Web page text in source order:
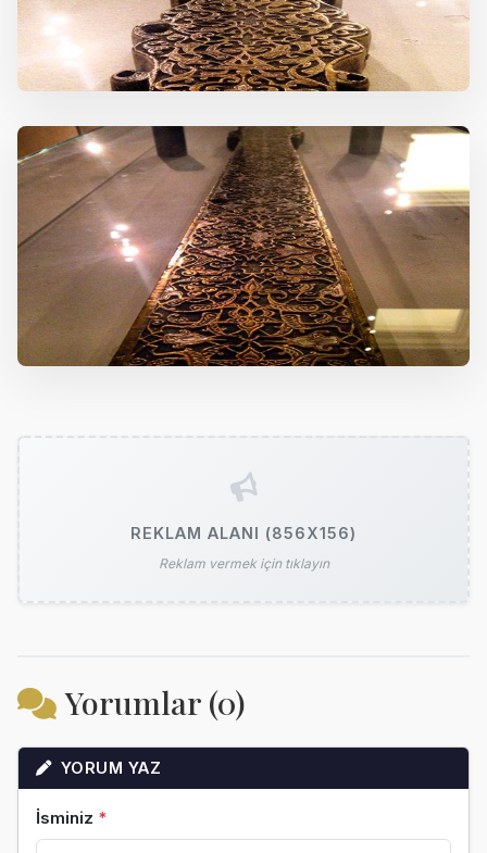
REKLAM ALANI (856X156)
Reklam vermek için tıklayın
Yorumlar (0)
YORUM YAZ
İsminiz *